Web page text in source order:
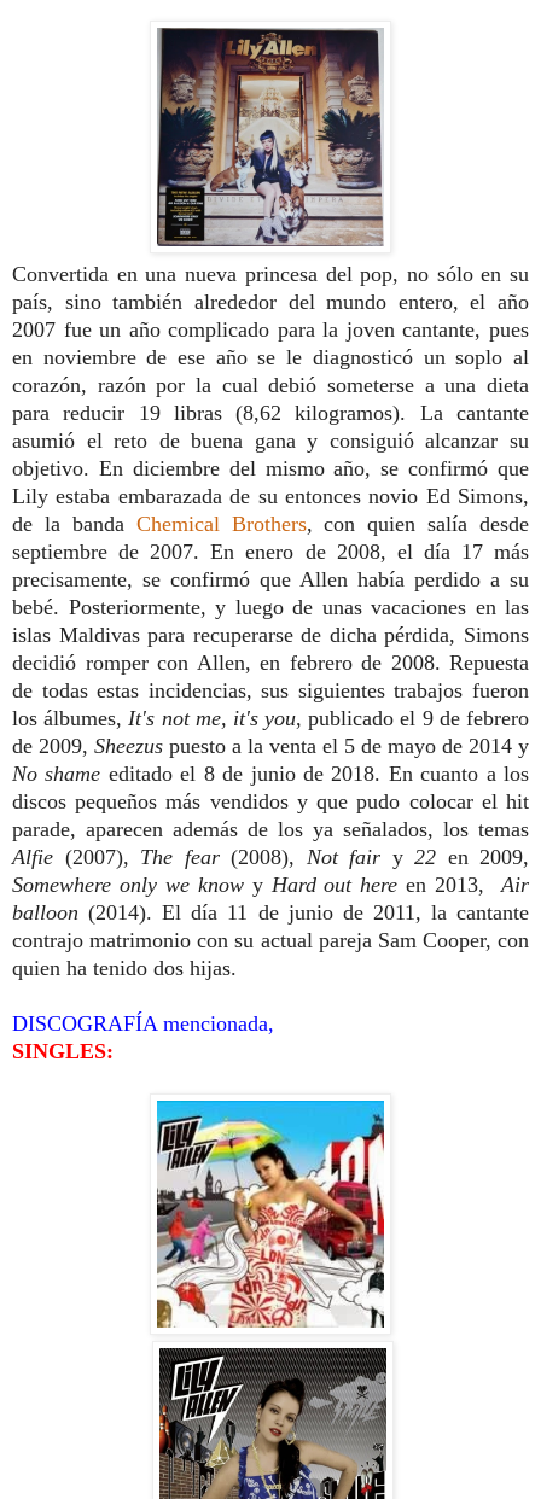
Convertida en una nueva princesa del pop, no sólo en su
país, sino también alrededor del mundo entero, el año
2007 fue un año complicado para la joven cantante, pues
en noviembre de ese año se le diagnosticó un soplo al
corazón, razón por la cual debió someterse a una dieta
para reducir 19 libras (8,62 kilogramos). La cantante
asumió el reto de buena gana y consiguió alcanzar su
objetivo. En diciembre del mismo año, se confirmó que
Lily estaba embarazada de su entonces novio Ed Simons,
de la banda Chemical Brothers, con quien salía desde
septiembre de 2007. En enero de 2008, el día 17 más
precisamente, se confirmó que Allen había perdido a su
bebé. Posteriormente, y luego de unas vacaciones en las
islas Maldivas para recuperarse de dicha pérdida, Simons
decidió romper con Allen, en febrero de 2008. Repuesta
de todas estas incidencias, sus siguientes trabajos fueron
los álbumes, It's not me, it's you, publicado el 9 de febrero
de 2009, Sheezus puesto a la venta el 5 de mayo de 2014 y
No shame editado el 8 de junio de 2018. En cuanto a los
discos pequeños más vendidos y que pudo colocar el hit
parade, aparecen además de los ya señalados, los temas
Alfie (2007), The fear (2008), Not fair y 22 en 2009,
Somewhere only we knowy Hard out hereen 2013,Air
balloon(2014). El día 11 de junio de 2011, la cantante
contrajo matrimonio con su actual pareja Sam Cooper, con
quien ha tenido dos hijas.
DISCOGRAFÍA mencionada,
SINGLES: